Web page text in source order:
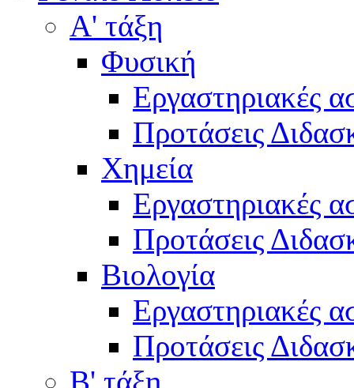
Α' τάξη
Φυσική
Εργαστηριακές
Προτάσεις
Χημεία
Εργαστηριακές
Προτάσεις
Βιολογία
Εργαστηριακές
Προτάσεις
Β' τάξη